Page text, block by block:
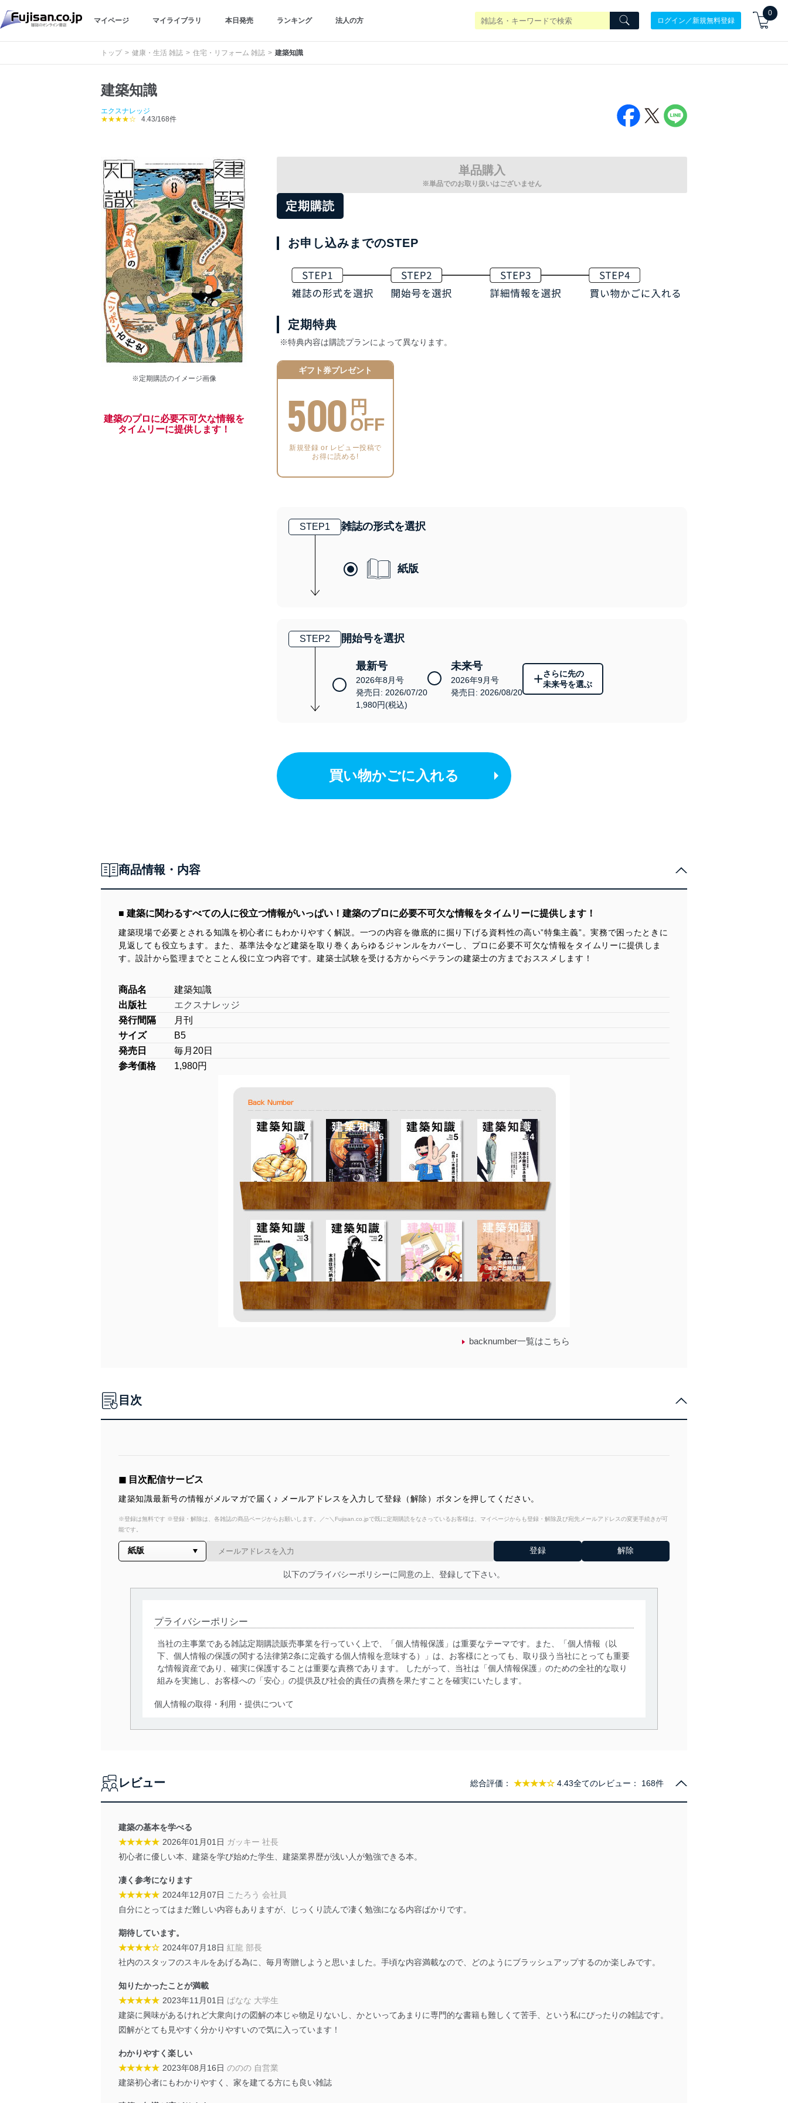
マイページ マイライブラリ 本日発売 ランキング 法人の方 ログイン／新規無料登録
0
トップ 健康・生活 雑誌 住宅・リフォーム 雑誌 建築知識
建築知識
エクスナレッジ
★★★★☆
4.43/168件
※定期購読のイメージ画像
建築のプロに必要不可欠な情報を
タイムリーに提供します！
単品購入
※単品でのお取り扱いはございません
定期購読
お申し込みまでのSTEP
定期特典
※特典内容は購読プランによって異なります。
ギフト券プレゼント
500 円
OFF
新規登録 or レビュー投稿で
お得に読める!
STEP1 雑誌の形式を選択
紙版
STEP2 開始号を選択
最新号
2026年8月号
発売日: 2026/07/20
1,980円(税込)
未来号
2026年9月号
発売日: 2026/08/20
+さらに先の
未来号を選ぶ
買い物かごに入れる
商品情報・内容
■ 建築に関わるすべての人に役立つ情報がいっぱい！建築のプロに必要不可欠な情報をタイムリーに提供します！
建築現場で必要とされる知識を初心者にもわかりやすく解説。一つの内容を徹底的に掘り下げる資料性の高い”特集主義”。実務で困ったときに
見返しても役立ちます。また、基準法令など建築を取り巻くあらゆるジャンルをカバーし、プロに必要不可欠な情報をタイムリーに提供しま
す。設計から監理までとことん役に立つ内容です。建築士試験を受ける方からベテランの建築士の方までおススメします！
商品名
建築知識
出版社
エクスナレッジ
発行間隔
月刊
サイズ
B5
発売日
毎月20日
参考価格
1,980円
backnumber一覧はこちら
目次
◼︎ 目次配信サービス
建築知識最新号の情報がメルマガで届く♪ メールアドレスを入力して登録（解除）ボタンを押してください。
※登録は無料です ※登録・解除は、各雑誌の商品ページからお願いします。／~＼Fujisan.co.jpで既に定期購読をなさっているお客様は、マイページからも登録・解除及び宛先メールアドレスの変更手続きが可
能です。
以下のプライバシーポリシーに同意の上、登録して下さい。
プライバシーポリシー
当社の主事業である雑誌定期購読販売事業を行っていく上で、「個人情報保護」は重要なテーマです。また、「個人情報（以
下、個人情報の保護の関する法律第2条に定義する個人情報を意味する）」は、お客様にとっても、取り扱う当社にとっても重要
な情報資産であり、確実に保護することは重要な責務であります。 したがって、当社は「個人情報保護」のための全社的な取り
組みを実施し、お客様への「安心」の提供及び社会的責任の責務を果たすことを確実にいたします。
個人情報の取得・利用・提供について
当社は、個人情報の取得・利用・提供に際して、その利用目的を明確にし、本人の同意を得たうえで利用目的の達成に必要な範
令及びその他の規範を常に適合させます。
個人情報の安全管理措置
漏えい、滅失またはき損の防止及び是正に努めます。
アクセス制御
個人データを取り扱うことのできる機器及び当該機器を取り扱う従業者を明確化し、 個人データへの不要なアクセスを防止
アクセス者の識別と認証
機器に標準装備されているユーザー制御機能（ユーザーアカウント制御）により、個人情報データベース等を取り扱う情報
外部からの不正アクセス等の防止
個人データを取り扱う機器等のオペレーティングシステムを最新の状態に保持しています。
個人データを取り扱う機器等にセキュリティ対策ソフトウェア等を導入し、自動更新 機能等の活用により、これを最新状態
としています。
情報システムの使用に伴う漏洩等の防止
メール等により個人データの含まれるファイルを送信する場合に、当該ファイルへのパスワードを設定しています。
レビュー 総合評価： ★★★★☆ 4.43全てのレビュー： 168件
建築の基本を学べる
★★★★★ 2026年01月01日 ガッキー 社長
初心者に優しい本、建築を学び始めた学生、建築業界歴が浅い人が勉強できる本。
凄く参考になります
★★★★★ 2024年12月07日 こたろう 会社員
自分にとってはまだ難しい内容もありますが、じっくり読んで凄く勉強になる内容ばかりです。
期待しています。
★★★★☆ 2024年07月18日 紅龍 部長
社内のスタッフのスキルをあげる為に、毎月寄贈しようと思いました。手頃な内容満載なので、どのようにブラッシュアップするのか楽しみです。
知りたかったことが満載
★★★★★ 2023年11月01日 ばなな 大学生
建築に興味があるけれど大衆向けの図解の本じゃ物足りないし、かといってあまりに専門的な書籍も難しくて苦手、という私にぴったりの雑誌です。
図解がとても見やすく分かりやすいので気に入っています！
わかりやすく楽しい
★★★★★ 2023年08月16日 ののの 自営業
建築初心者にもわかりやすく、家を建てる方にも良い雑誌